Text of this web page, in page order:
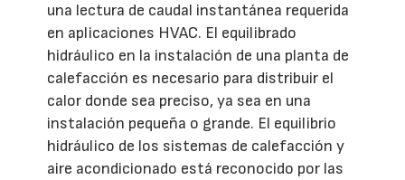
una lectura de caudal instantánea requerida
en aplicaciones HVAC. El equilibrado
hidráulico en la instalación de una planta de
calefacción es necesario para distribuir el
calor donde sea preciso, ya sea en una
instalación pequeña o grande. El equilibrio
hidráulico de los sistemas de calefacción y
aire acondicionado está reconocido por las